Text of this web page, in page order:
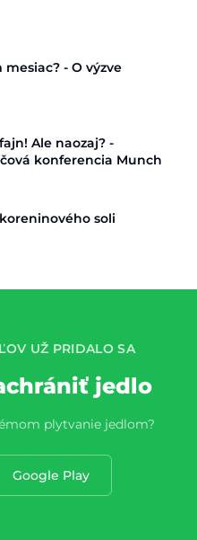
- O výzve
Ale naozaj? -
konferencia Munch
soli
UŽ PRIDALO SA
jedlo
plytvanie jedlom?
Google Play